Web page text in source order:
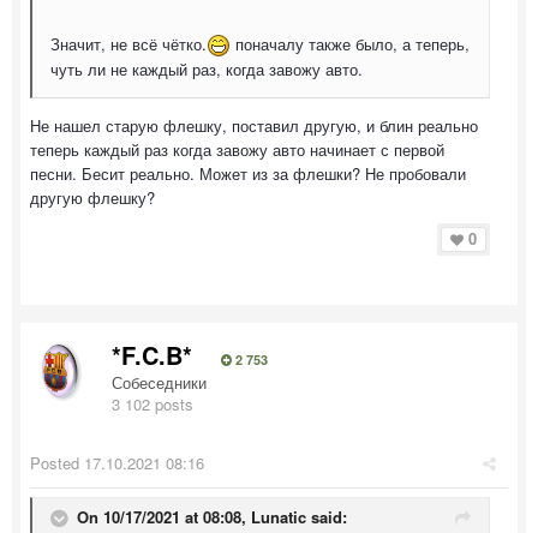
Значит, не всё чётко.
поначалу также было, а теперь,
чуть ли не каждый раз, когда завожу авто.
Не нашел старую флешку, поставил другую, и блин реально
теперь каждый раз когда завожу авто начинает с первой
песни. Бесит реально. Может из за флешки? Не пробовали
другую флешку?
0
*F.C.B* 2 753
Собеседники
3 102 posts
Posted 17.10.2021 08:16
On 10/17/2021 at 08:08, Lunatic said: